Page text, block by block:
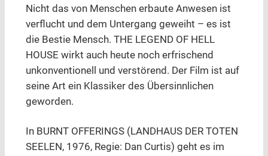
Nicht das von Menschen erbaute Anwesen ist
verflucht und dem Untergang geweiht – es ist
die Bestie Mensch. THE LEGEND OF HELL
HOUSE wirkt auch heute noch erfrischend
unkonventionell und verstörend. Der Film ist auf
seine Art ein Klassiker des Übersinnlichen
geworden.
In BURNT OFFERINGS (LANDHAUS DER TOTEN
SEELEN, 1976, Regie: Dan Curtis) geht es im